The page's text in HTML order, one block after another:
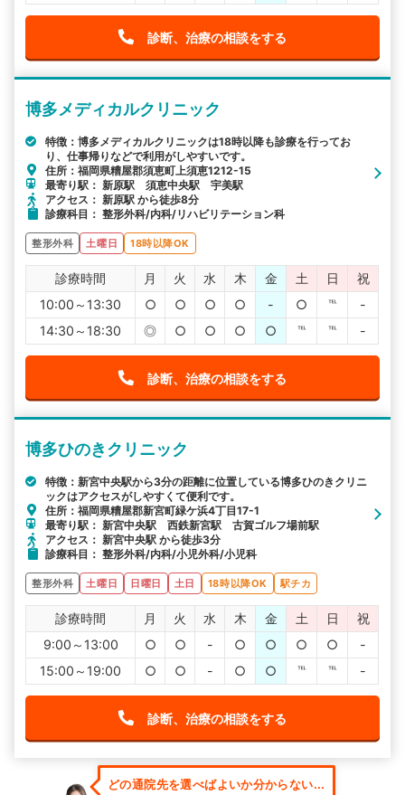
診断、治療の相談をする
博多メディカルクリニック
特徴：博多メディカルクリニックは18時以降も診療を行ってお
り、仕事帰りなどで利用がしやすいです。
住所：福岡県糟屋郡須恵町上須恵1212-15
最寄り駅： 新原駅 須恵中央駅 宇美駅
アクセス： 新原駅 から徒歩8分
診療科目： 整形外科/内科/リハビリテーション科
整形外科 土曜日 18時以降OK
診療時間 月 火 水 木 金 土 日
祝
10:00～13:30
○ ○ ○ ○ - ○ ℡
-
14:30～18:30
◎ ○ ○ ○ ○ ℡ ℡ -
診断、治療の相談をする
博多ひのきクリニック
特徴：新宮中央駅から3分の距離に位置している博多ひのきクリニ
ックはアクセスがしやすくて便利です。
住所：福岡県糟屋郡新宮町緑ケ浜4丁目17-1
最寄り駅： 新宮中央駅 西鉄新宮駅 古賀ゴルフ場前駅
アクセス： 新宮中央駅 から徒歩3分
診療科目： 整形外科/内科/小児外科/小児科
整形外科 土曜日 日曜日 土日 18時以降OK 駅チカ
診療時間 月 火 水 木 金 土 日
祝
9:00～13:00
○ ○ - ○ ○ ○ ○
-
15:00～19:00
○ ○ - ○ ○ ℡ ℡ -
診断、治療の相談をする
どの通院先を選べばよいか分からない...